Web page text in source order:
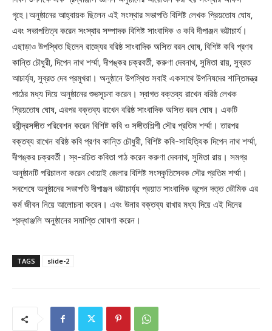
গৃহে।অনুষ্ঠানের আহ্বায়ক ছিলেন এই সংস্থার সভাপতি বিশিষ্ট লেখক প্রিয়তোষ ঘোষ‚
এবং সভাপতিত্ব করেন সংস্থার সম্পাদক বিশিষ্ট সাংবাদিক ও কবি দীপাঞ্জন ভট্টাচার্য।
এছাড়াও উপস্থিত ছিলেন রাজ্যের বরিষ্ঠ সাংবাদিক অসিত বরন ঘোষ‚ বিশিষ্ট কবি প্রণব
কান্তি চৌধুরী‚ দিপেন নাথ শর্ম্মা‚ দীপঙ্কর চক্রবর্তী‚ করুণা দেবনাথ‚ সুমিতা রায়‚ সুব্রত
আচার্য্য‚ সুব্রত দেব প্রমুখরা। অনুষ্ঠানে উপস্থিত সবাই একসাথে উপনিষদের শান্তিমন্ত্র
পাঠের মধ্য দিয়ে অনুষ্ঠানের শুভসূচনা করেন। স্বাগত বক্তব্য রাখেন বরিষ্ঠ লেখক
প্রিয়তোষ ঘোষ‚ এরপর বক্তব্য রাখেন বরিষ্ঠ সাংবাদিক অসিত বরন ঘোষ। একটি
রবীন্দ্রসঙ্গীত পরিবেশন করেন বিশিষ্ট কবি ও সঙ্গীতশিল্পী সৌর প্রতিম শর্ম্মা। তারপর
বক্তব্য রাখেন বরিষ্ঠ কবি প্রণব কান্তি চৌধুরী‚ বিশিষ্ট কবি-সাহিত্যিক দিপেন নাথ শর্ম্মা‚
দীপঙ্কর চক্রবর্তী। স্ব-রচিত কবিতা পাঠ করেন করুণা দেবনাথ‚ সুমিতা রায়। সমগ্র
অনুষ্ঠানটি পরিচালনা করেন খোয়াই জেলার বিশিষ্ট সংস্কৃতিসেবক সৌর প্রতিম শর্ম্মা।
সবশেষে অনুষ্ঠানের সভাপতি দীপাঞ্জন ভট্টাচার্য্য প্রয়াত সাংবাদিক ভূপেন দত্ত ভৌমিক এর
কর্ম জীবন নিয়ে আলোচনা করেন। এবং উনার বক্তব্য রাখার মধ্য দিয়ে এই দিনের
শ্রদ্ধাঞ্জলি অনুষ্ঠানের সমাপ্তি ঘোষণা করেন।
TAGS slide-2